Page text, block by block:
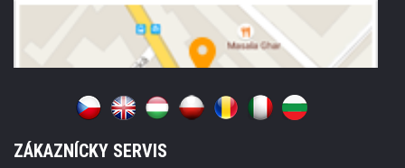
ZÁKAZNÍCKY SERVIS